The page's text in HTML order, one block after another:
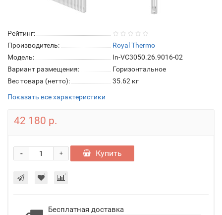
Рейтинг:
Производитель:
Royal Thermo
Модель:
In-VC3050.26.9016-02
Вариант размещения:
Горизонтальное
Вес товара (нетто):
35.62 кг
Показать все характеристики
42 180 р.
+
- Купить
Бесплатная доставка